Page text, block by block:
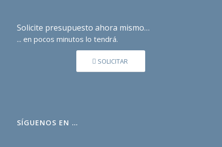
Solicite presupuesto ahora mismo…
... en pocos minutos lo tendrá.
SOLICITAR
SÍGUENOS EN …